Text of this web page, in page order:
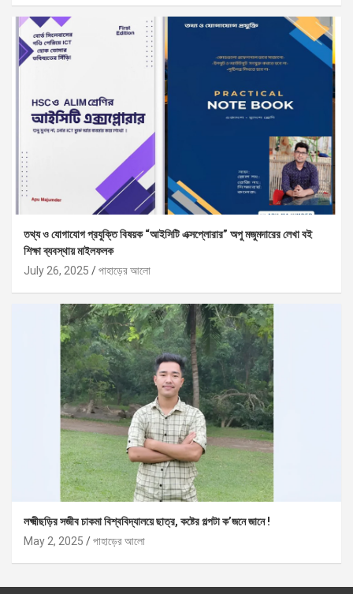
তথ্য ও যোগাযোগ প্রযুক্তি বিষয়ক “আইসিটি এক্সপ্লোরার” অপু মজুমদারের লেখা বই
শিক্ষা ব্যবস্থায় মাইলফলক
July 26, 2025
পাহাড়ের আলো
লক্ষ্মীছড়ির সজীব চাকমা বিশ্ববিদ্যালয়ে ছাত্র, কষ্টের গল্পটা ক’জনে জানে !
May 2, 2025
পাহাড়ের আলো